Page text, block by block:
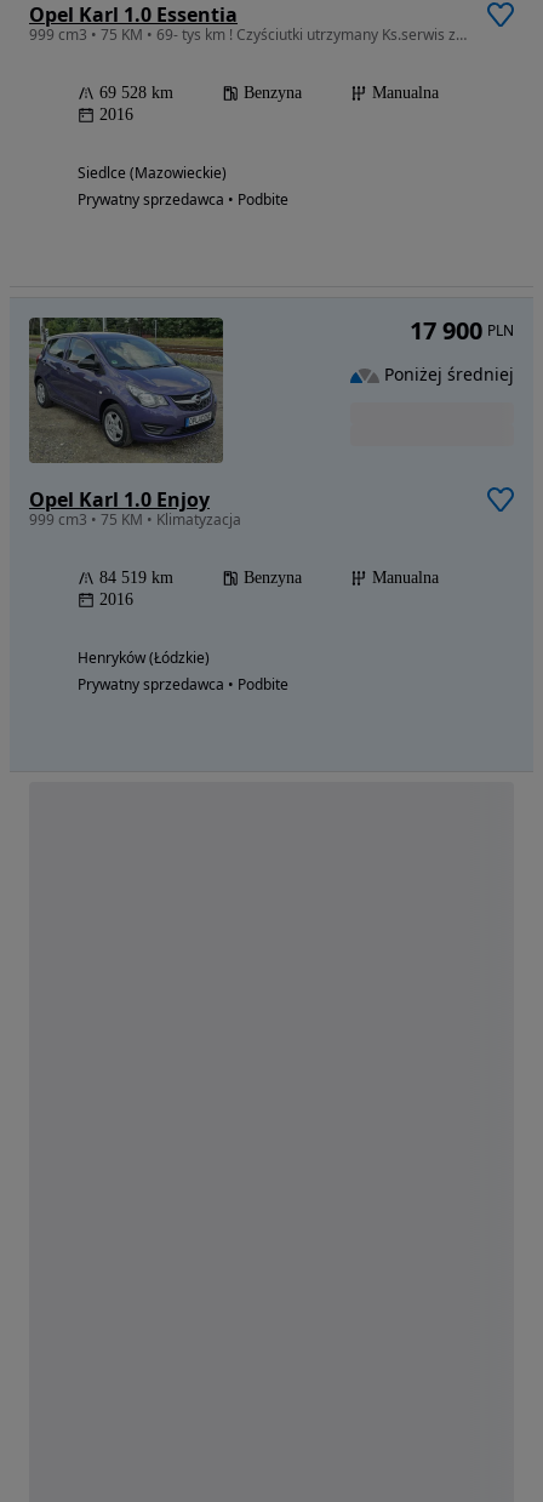
Opel Karl 1.0 Essentia
999 cm3 • 75 KM • 69- tys km ! Czyściutki utrzymany Ks.serwis z Niemiec utrzymana !
69 528 km Benzyna
Manualna
2016
Siedlce (Mazowieckie)
Prywatny sprzedawca • Podbite
Opel Karl 1.0 Enjoy
999 cm3 • 75 KM • Klimatyzacja
84 519 km Benzyna
Manualna
2016
Henryków (Łódzkie)
Prywatny sprzedawca • Podbite
17 900 PLN
Poniżej średniej